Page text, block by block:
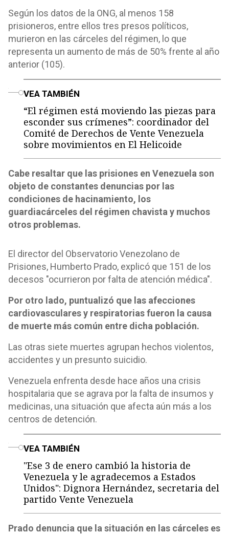
Según los datos de la ONG, al menos 158
prisioneros, entre ellos tres presos políticos,
murieron en las cárceles del régimen, lo que
representa un aumento de más de 50% frente al año
anterior (105).
VEA TAMBIÉN
“El régimen está moviendo las piezas para
esconder sus crímenes”: coordinador del
Comité de Derechos de Vente Venezuela
sobre movimientos en El Helicoide
Cabe resaltar que las prisiones en Venezuela son
objeto de constantes denuncias por las
condiciones de hacinamiento, los
guardiacárceles del régimen chavista y muchos
otros problemas.
El director del Observatorio Venezolano de
Prisiones, Humberto Prado, explicó que 151 de los
decesos "ocurrieron por falta de atención médica".
Por otro lado, puntualizó que las afecciones
cardiovasculares y respiratorias fueron la causa
de muerte más común entre dicha población.
Las otras siete muertes agrupan hechos violentos,
accidentes y un presunto suicidio.
Venezuela enfrenta desde hace años una crisis
hospitalaria que se agrava por la falta de insumos y
medicinas, una situación que afecta aún más a los
centros de detención.
VEA TAMBIÉN
"Ese 3 de enero cambió la historia de
Venezuela y le agradecemos a Estados
Unidos": Dignora Hernández, secretaria del
partido Vente Venezuela
Prado denuncia que la situación en las cárceles es